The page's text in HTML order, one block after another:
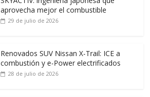
aprovecha mejor el combustible
29 de julio de 2026
Renovados SUV Nissan X-Trail: ICE a
combustión y e-Power electrificados
28 de julio de 2026